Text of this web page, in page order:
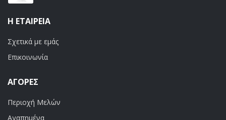
Η ΕΤΑΙΡΕΊΑ
Σχετικά με εμάς
Επικοινωνία
ΑΓΟΡΈΣ
Περιοχή Μελών
Αγαπημένα